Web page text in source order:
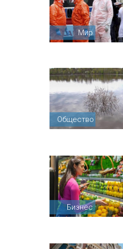
Мир
Общество
Бизнес